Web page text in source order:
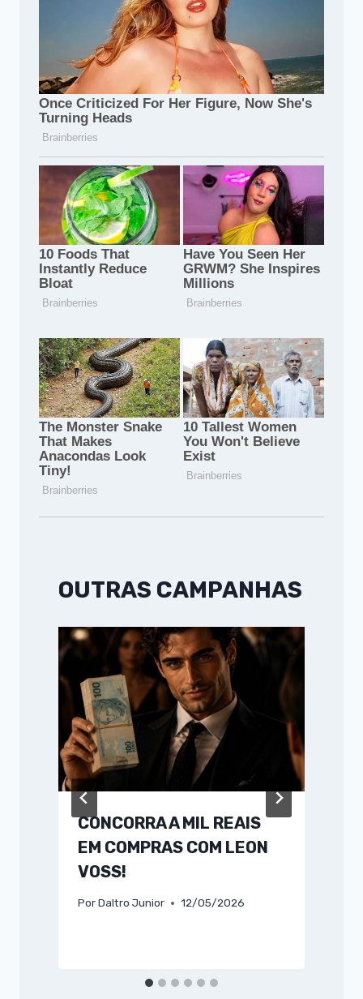
OUTRAS CAMPANHAS
CONCORRA A MIL REAIS
EM COMPRAS COM LEON
VOSS!
PorDaltro Junior 12/05/2026